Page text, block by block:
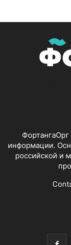
информации.
российской и